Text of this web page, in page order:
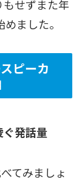
せずまた年
ました。
ピーカ
ぐ発話量
てみましょ